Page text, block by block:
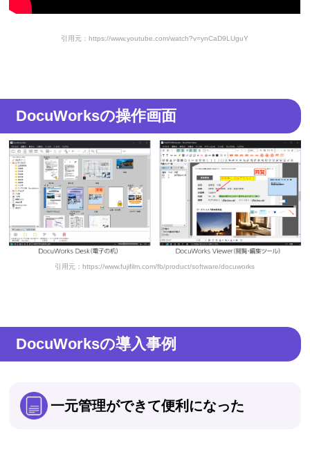
引用元：https://www.youtube.com/watch?v=ynCaD9LUguY
DocuWorksの操作画面
引用元：https://www.fujifilm.com/fb/product/software/docuworks
DocuWorksの導入事例
一元管理ができて便利になった